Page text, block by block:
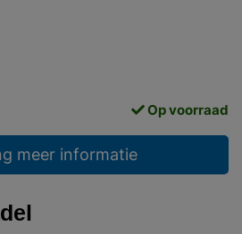
Op voorraad
meer informatie